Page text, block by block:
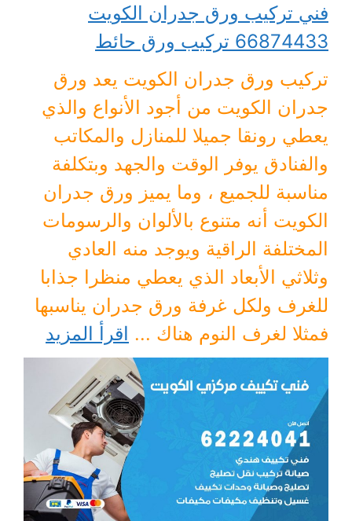
فني تركيب ورق جدران الكويت
66874433 تركيب ورق حائط
تركيب ورق جدران الكويت يعد ورق
جدران الكويت من أجود الأنواع والذي
يعطي رونقا جميلا للمنازل والمكاتب
والفنادق يوفر الوقت والجهد وبتكلفة
مناسبة للجميع ، وما يميز ورق جدران
الكويت أنه متنوع بالألوان والرسومات
المختلفة الراقية ويوجد منه العادي
وثلاثي الأبعاد الذي يعطي منظرا جذابا
للغرف ولكل غرفة ورق جدران يناسبها
فمثلا لغرف النوم هناك ... اقرأ المزيد